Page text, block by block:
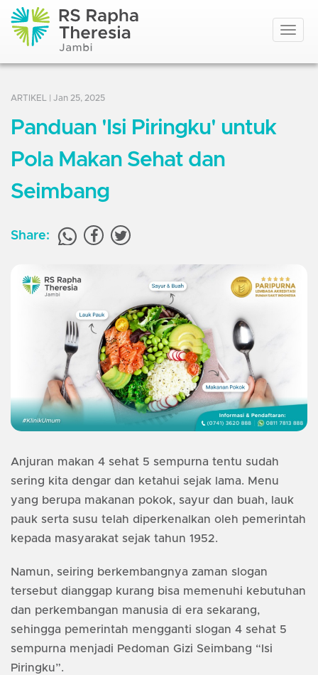
Toggle
ARTIKEL | Jan 25, 2025
Panduan 'Isi Piringku' untuk
Pola Makan Sehat dan
Seimbang
Share:
Anjuran makan 4 sehat 5 sempurna tentu sudah
sering kita dengar dan ketahui sejak lama. Menu
yang berupa makanan pokok, sayur dan buah, lauk
pauk serta susu telah diperkenalkan oleh pemerintah
kepada masyarakat sejak tahun 1952.
Namun, seiring berkembangnya zaman slogan
tersebut dianggap kurang bisa memenuhi kebutuhan
dan perkembangan manusia di era sekarang,
sehingga pemerintah mengganti slogan 4 sehat 5
sempurna menjadi Pedoman Gizi Seimbang “Isi
Piringku”.